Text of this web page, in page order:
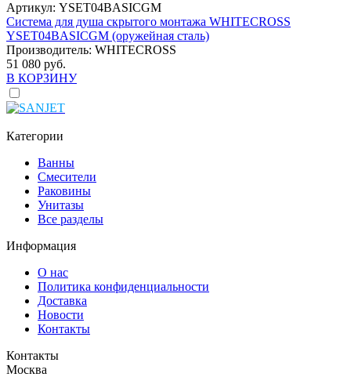
Артикул: YSET04BASICGM
Система для душа скрытого монтажа WHITECROSS
YSET04BASICGM (оружейная сталь)
Производитель: WHITECROSS
51 080 руб.
В КОРЗИНУ
Категории
Ванны
Смесители
Раковины
Унитазы
Все разделы
Информация
О нас
Политика конфиденциальности
Доставка
Новости
Контакты
Контакты
Москва